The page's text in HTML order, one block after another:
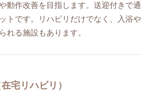
動作改善を目指します。送迎付きで通
トです。リハビリだけでなく、入浴や
れる施設もあります。
宅リハビリ）